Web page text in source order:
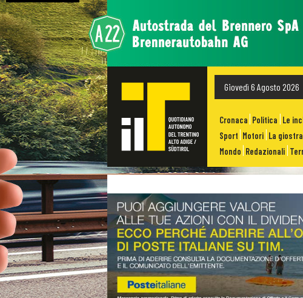
Giovedì 6 Agosto 2026
Cronaca Politica Le
Sport Motori La
Mondo Redazionali